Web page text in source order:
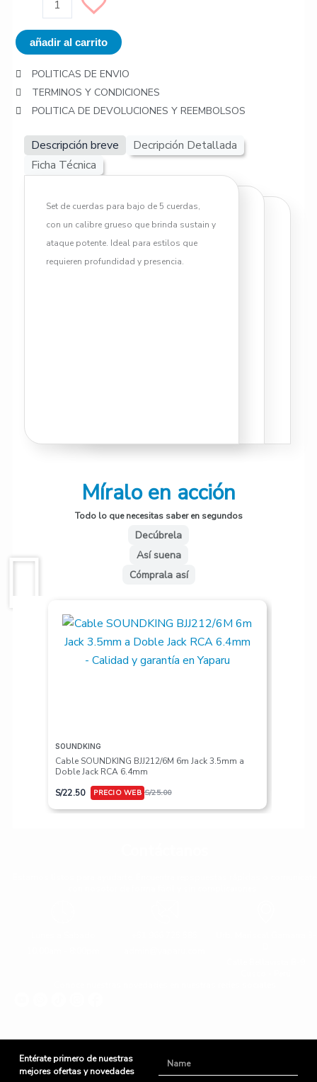
ERNIE
BALL
2821
Power
Slinky
BASS
50|135
cantidad
añadir al carrito
POLITICAS DE ENVIO
TERMINOS Y CONDICIONES
POLITICA DE DEVOLUCIONES Y REEMBOLSOS
Descripción breve
Decripción Detallada
Ficha Técnica
Set de cuerdas para bajo de 5 cuerdas,
con un calibre grueso que brinda sustain y
ataque potente. Ideal para estilos que
requieren profundidad y presencia.
Míralo en acción
Todo lo que necesitas saber en segundos
Decúbrela
Así suena
Cómprala así
SOUNDKING
Cable SOUNDKING BJJ212/6M 6m Jack 3.5mm a
Doble Jack RCA 6.4mm
S/25.00
S/22.50
Entérate primero de nuestras
mejores ofertas y novedades
Name